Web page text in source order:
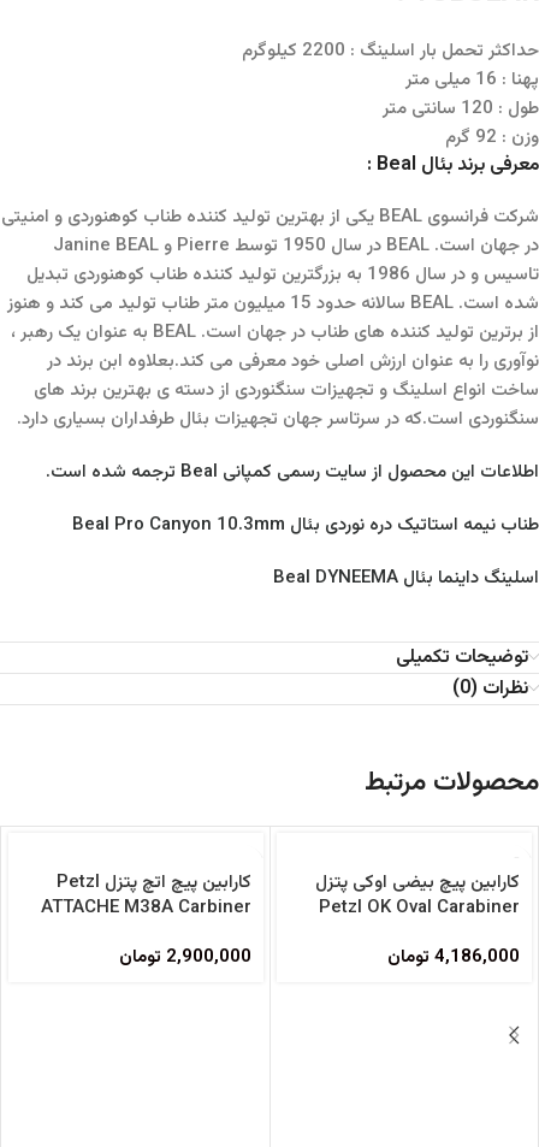
حداکثر تحمل بار اسلینگ : 2200 کیلوگرم
پهنا : 16 میلی متر
طول : 120 سانتی متر
وزن : 92 گرم
معرفی برند بئال Beal :
شرکت فرانسوی BEAL یکی از بهترین تولید کننده طناب کوهنوردی و امنیتی
در جهان است. BEAL در سال 1950 توسط Pierre و Janine BEAL
تاسیس و در سال 1986 به بزرگترین تولید کننده طناب کوهنوردی تبدیل
شده است. BEAL سالانه حدود 15 میلیون متر طناب تولید می کند و هنوز
از برترین تولید کننده های طناب در جهان است. BEAL به عنوان یک رهبر ،
نوآوری را به عنوان ارزش اصلی خود معرفی می کند.بعلاوه ابن برند در
ساخت انواع اسلینگ و تجهیزات سنگنوردی از دسته ی بهترین برند های
سنگنوردی است.که در سرتاسر جهان تجهیزات بئال طرفداران بسیاری دارد.
اطلاعات این محصول از سایت رسمی کمپانی Beal ترجمه شده است.
طناب نیمه استاتیک دره نوردی بئال Beal Pro Canyon 10.3mm
اسلینگ داینما بئال Beal DYNEEMA
توضیحات تکمیلی
نظرات (0)
محصولات مرتبط
کارابین پیچ بیضی اوکی پتزل
Petzl OK Oval Carabiner
4,186,000 تومان
کارابین پیچ اتچ پتزل Petzl
ATTACHE M38A Carbiner
2,900,000 تومان